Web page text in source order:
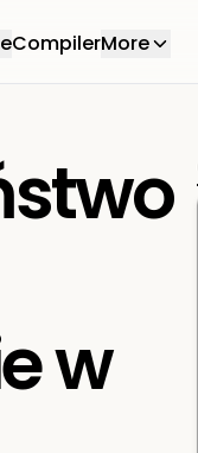
CompilerMore
w